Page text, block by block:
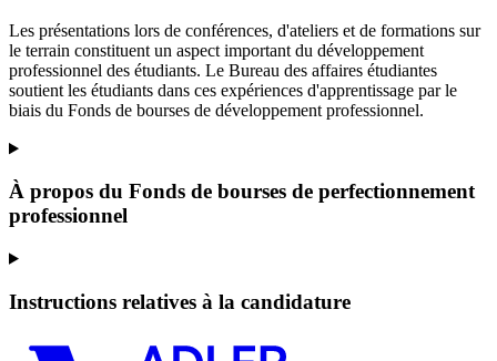
Les présentations lors de conférences, d'ateliers et de formations sur
le terrain constituent un aspect important du développement
professionnel des étudiants. Le Bureau des affaires étudiantes
soutient les étudiants dans ces expériences d'apprentissage par le
biais du Fonds de bourses de développement professionnel.
À propos du Fonds de bourses de perfectionnement
professionnel
Instructions relatives à la candidature